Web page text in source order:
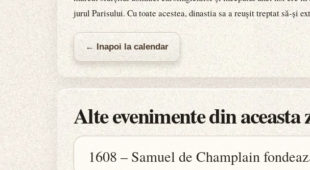
jurul Parisului. Cu toate acestea, dinastia sa a reușit treptat să-și
← Inapoi la calendar
Alte evenimente din aceasta
1608 – Samuel de Champlain